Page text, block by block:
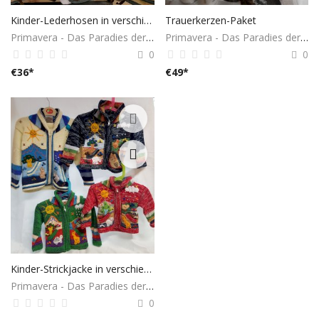
Kinder-Lederhosen in verschiedenen Größen und Farben
Primavera - Das Paradies der Geschenke
0
€36*
Trauerkerzen-Paket
Primavera - Das Paradies der Geschenke
0
€49*
Kinder-Strickjacke in verschiedenen Größen und Farben
Primavera - Das Paradies der Geschenke
0